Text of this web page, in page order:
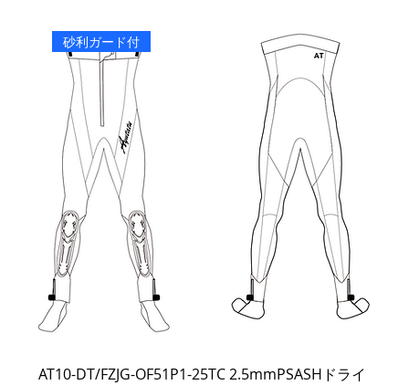
砂利ガード付
AT10-DT/FZJG-OF51P1-25TC 2.5mmPSASHドライ